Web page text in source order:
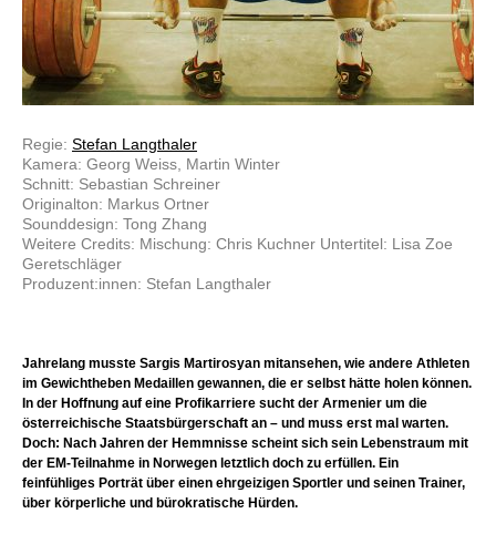
Regie: Stefan Langthaler
Kamera: Georg Weiss, Martin Winter
Schnitt: Sebastian Schreiner
Originalton: Markus Ortner
Sounddesign: Tong Zhang
Weitere Credits: Mischung: Chris Kuchner Untertitel: Lisa Zoe
Geretschläger
Produzent:innen: Stefan Langthaler
Jahrelang musste Sargis Martirosyan mitansehen, wie andere Athleten
im Gewichtheben Medaillen gewannen, die er selbst hätte holen können.
In der Hoffnung auf eine Profikarriere sucht der Armenier um die
österreichische Staatsbürgerschaft an – und muss erst mal warten.
Doch: Nach Jahren der Hemmnisse scheint sich sein Lebenstraum mit
der EM-Teilnahme in Norwegen letztlich doch zu erfüllen. Ein
feinfühliges Porträt über einen ehrgeizigen Sportler und seinen Trainer,
über körperliche und bürokratische Hürden.